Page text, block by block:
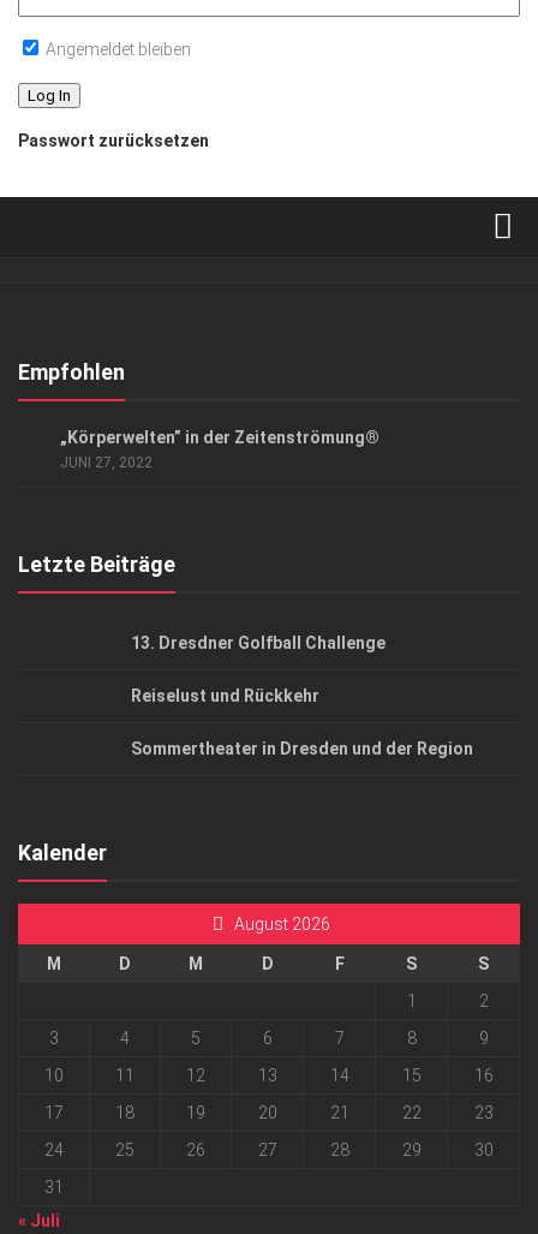
Angemeldet bleiben
Passwort zurücksetzen
Kontakt, Impressum
Empfohlen
„Körperwelten” in der Zeitenströmung®
JUNI 27, 2022
Letzte Beiträge
13. Dresdner Golfball Challenge
Reiselust und Rückkehr
Sommertheater in Dresden und der Region
Kalender
August 2026
M D M D F S
S
1
2
3
4 5 6 7 8
9
10
11 12 13 14 15
16
17
18 19 20 21 22
23
24
25 26 27 28 29
30
31
« Juli